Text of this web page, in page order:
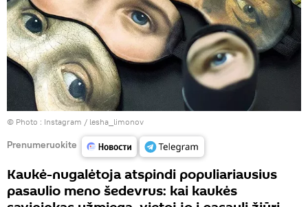
© Photo : Instagram / lesha_limonov
Prenumeruokite
Kaukė-nugalėtoja atspindi populiariausius
pasaulio meno šedevrus: kai kaukės